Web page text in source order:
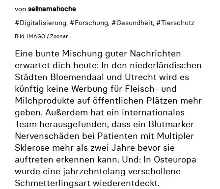
von selinamahoche
#Digitalisierung, #Forschung, #Gesundheit, #Tierschutz
Bild: IMAGO / Zoonar
Eine bunte Mischung guter Nachrichten
erwartet dich heute: In den niederländischen
Städten Bloemendaal und Utrecht wird es
künftig keine Werbung für Fleisch- und
Milchprodukte auf öffentlichen Plätzen mehr
geben. Außerdem hat ein internationales
Team herausgefunden, dass ein Blutmarker
Nervenschäden bei Patienten mit Multipler
Sklerose mehr als zwei Jahre bevor sie
auftreten erkennen kann. Und: In Osteuropa
wurde eine jahrzehntelang verschollene
Schmetterlingsart wiederentdeckt.